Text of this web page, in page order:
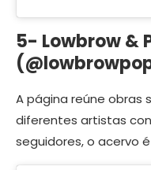
5- Lowbrow &
A página reúne obras
diferentes artistas
seguidores, o acervo